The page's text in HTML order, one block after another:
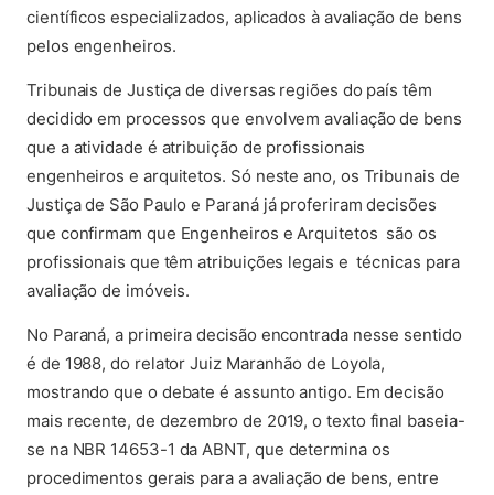
científicos especializados, aplicados à avaliação de bens
pelos engenheiros.
Tribunais de Justiça de diversas regiões do país têm
decidido em processos que envolvem avaliação de bens
que a atividade é atribuição de profissionais
engenheiros e arquitetos. Só neste ano, os Tribunais de
Justiça de São Paulo e Paraná já proferiram decisões
que confirmam que Engenheiros e Arquitetos são os
profissionais que têm atribuições legais e técnicas para
avaliação de imóveis.
No Paraná, a primeira decisão encontrada nesse sentido
é de 1988, do relator Juiz Maranhão de Loyola,
mostrando que o debate é assunto antigo. Em decisão
mais recente, de dezembro de 2019, o texto final baseia-
se na NBR 14653-1 da ABNT, que determina os
procedimentos gerais para a avaliação de bens, entre